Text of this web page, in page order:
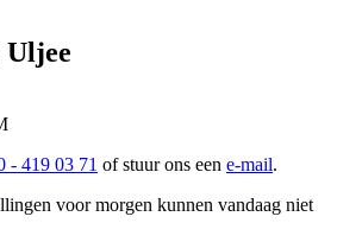
- 419 03 71 of stuur ons een e-mail.
voor morgen kunnen vandaag niet